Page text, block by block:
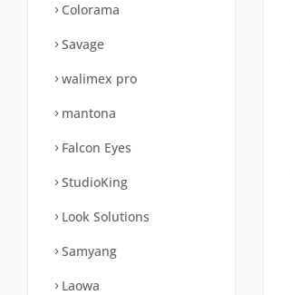
Colorama
Savage
walimex pro
mantona
Falcon Eyes
StudioKing
Look Solutions
Samyang
Laowa